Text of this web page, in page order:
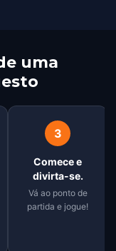
uma
3
Comece e
divirta-se.
Vá ao ponto de
partida e jogue!